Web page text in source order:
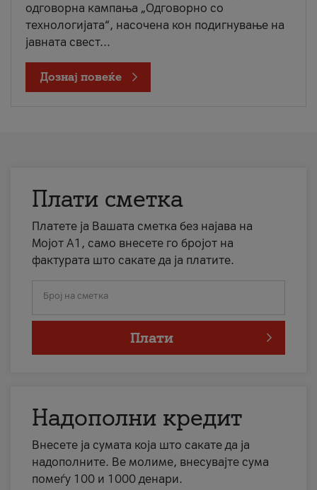
одговорна кампања „Одговорно со
технологијата“, насочена кон подигнување на
јавната свест...
Дознај повеќе
Плати сметка
Платете ја Вашата сметка без најава на
Мојот А1, само внесете го бројот на
фактурата што сакате да ја платите.
Број на сметка
Плати
Надополни кредит
Внесете ја сумата која што сакате да ја
надополните. Ве молиме, внесувајте сума
помеѓу 100 и 1000 денари.